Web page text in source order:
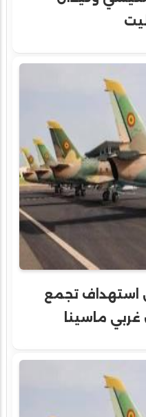
استهداف تجمع
ماسينا